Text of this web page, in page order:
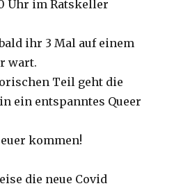
Uhr im Ratskeller
ihr 3 Mal auf einem
wart.
Teil geht die
ein entspanntes Queer
kommen!
die neue Covid